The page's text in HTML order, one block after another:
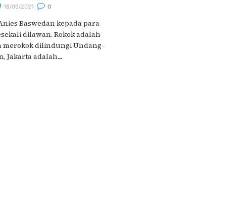
18/09/2021 0
Baswedan kepada para
dilawan. Rokok adalah
merokok dilindungi Undang-
Jakarta adalah....